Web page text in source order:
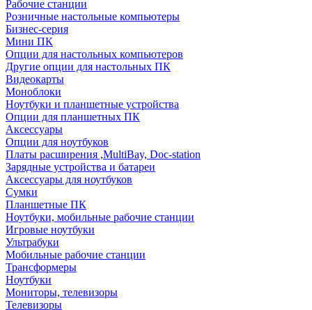
Рабочие станции
Розничные настольные компьютеры
Бизнес-серия
Мини ПК
Опции для настольных компьютеров
Другие опции для настольных ПК
Видеокарты
Моноблоки
Ноутбуки и планшетные устройства
Опции для планшетных ПК
Аксессуары
Опции для ноутбуков
Платы расширения ,MultiBay, Doc-station
Зарядные устройства и батареи
Аксессуары для ноутбуков
Сумки
Планшетные ПК
Ноутбуки, мобильные рабочие станции
Игровые ноутбуки
Ультрабуки
Мобильные рабочие станции
Трансформеры
Ноутбуки
Мониторы, телевизоры
Телевизоры